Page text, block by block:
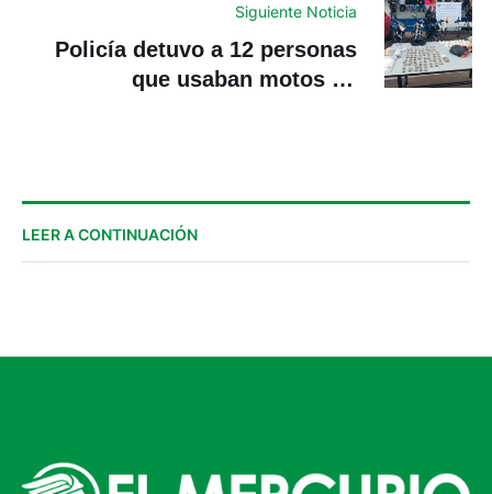
Siguiente Noticia
Policía detuvo a 12 personas
que usaban motos de
LEER A CONTINUACIÓN